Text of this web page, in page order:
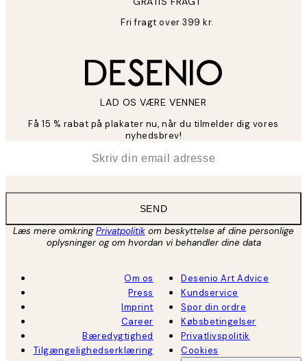
Fri fragt over 399 kr.
LAD OS VÆRE VENNER
Få 15 % rabat på plakater nu, når du tilmelder dig vores
nyhedsbrev!
SEND
Læs mere omkringPrivatpolitik om beskyttelse af dine personlige
oplysninger og om hvordan vi behandler dine data
Om os
Press
Imprint
Career
Bæredygtighed
Tilgængelighedserklæring
Desenio Art Advice
Kundservice
Spor din ordre
Købsbetingelser
Privatlivspolitik
Cookies